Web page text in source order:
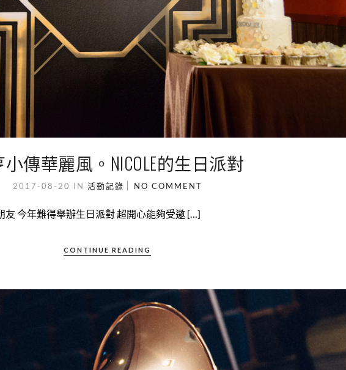
傳華麗風。NICOLE的生日派對
2017-08-20 IN 活動記錄 NO COMMENT
今年難得舉辦生日派對 超開心能夠受邀 […]
CONTINUE READING